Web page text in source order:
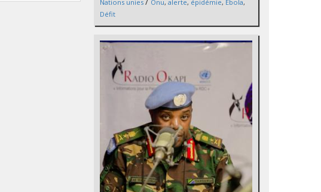
Nations unies
Onu, alerte, épidémie, Ebola,
Défit